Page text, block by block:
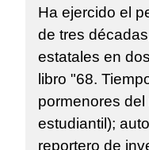
Ha ejercido el
de tres
estatales en
libro "68.
pormenores
estudiantil);
reportero de